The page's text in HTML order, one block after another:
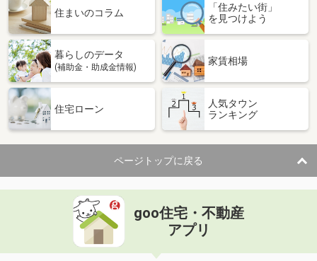
価 格
6.30万円
山形県山形市五十鈴１
専有面積 43.78m²
間取り
山形県山形市大手町
住 所
山形県山形市大手町
専有面積 23.18m²
間取り
1K
山形県米沢市成島町３
価 格
住 所
山形県米沢市成島町３
専有面積 23.18m²
住まいのコラム
「住みたい街」
を見つけよう
暮らしのデータ
(補助金・助成金情報)
家賃相場
住宅ローン
人気タウン
ランキング
ページトップに戻る
goo住宅・不動産
アプリ